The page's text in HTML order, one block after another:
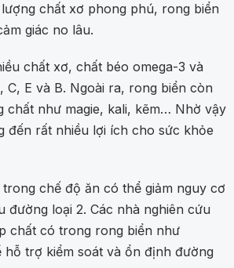
chất xơ phong phú, rong biển
giác no lâu.
chất xơ, chất béo omega-3 và
C, E và B. Ngoài ra, rong biển còn
chất như magie, kali, kẽm… Nhờ vậy
đến rất nhiều lợi ích cho sức khỏe
chế độ ăn có thể giảm nguy cơ
đường loại 2. Các nhà nghiên cứu
chất có trong rong biển như
trợ kiểm soát và ổn định đường